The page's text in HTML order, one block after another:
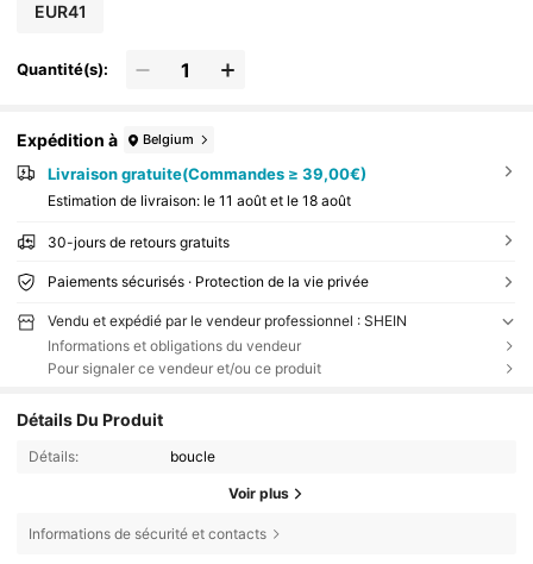
EUR41
Quantité(s):
Expédition à Belgium
Livraison gratuite(Commandes ≥ 39,00€)
Estimation de livraison: le 11 août et le 18 août
30-jours de retours gratuits
Paiements sécurisés · Protection de la vie privée
Vendu et expédié par le vendeur professionnel : SHEIN
Informations et obligations du vendeur
Pour signaler ce vendeur et/ou ce produit
Détails Du Produit
Détails: boucle
Voir plus
Informations de sécurité et contacts